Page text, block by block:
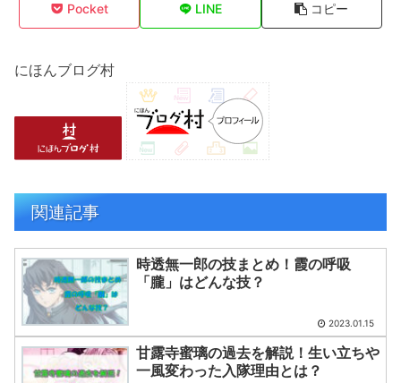
Pocket LINE コピー
にほんブログ村
関連記事
時透無一郎の技まとめ！霞の呼吸
「朧」はどんな技？
2023.01.15
甘露寺蜜璃の過去を解説！生い立ちや
一風変わった入隊理由とは？